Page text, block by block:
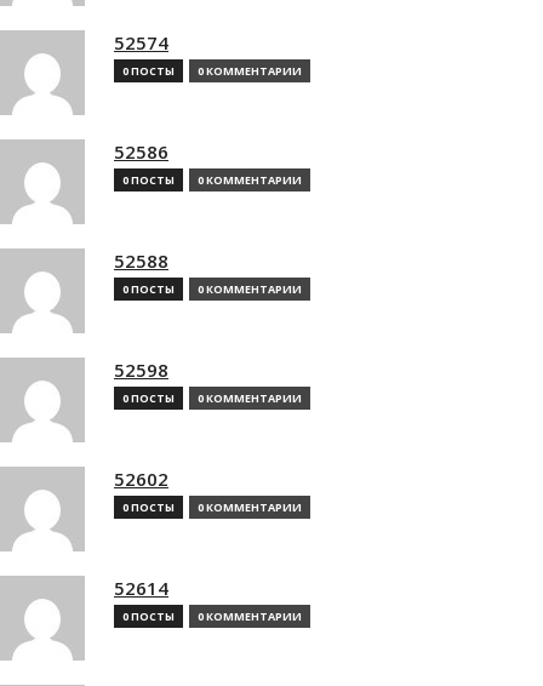
52574
0 ПОСТЫ 0 КОММЕНТАРИИ
52586
0 ПОСТЫ 0 КОММЕНТАРИИ
52588
0 ПОСТЫ 0 КОММЕНТАРИИ
52598
0 ПОСТЫ 0 КОММЕНТАРИИ
52602
0 ПОСТЫ 0 КОММЕНТАРИИ
52614
0 ПОСТЫ 0 КОММЕНТАРИИ